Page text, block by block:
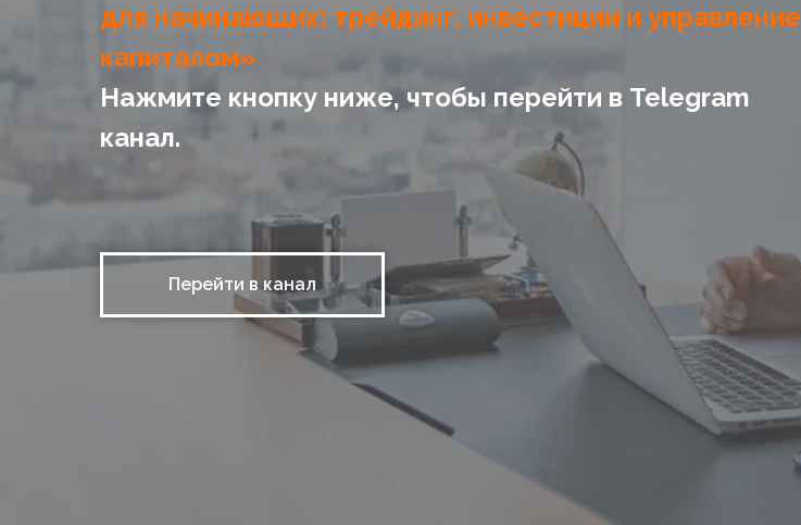
для начинающих: трейдинг, инвестиции и управление
капиталом»
Нажмите кнопку ниже, чтобы перейти в Telegram
канал.
Перейти в канал